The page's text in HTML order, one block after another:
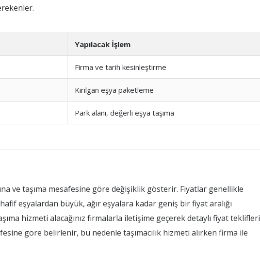
Yapılacak İşlem
Firma ve tarih kesinleştirme
Kırılgan eşya paketleme
Park alanı, değerli eşya taşıma
ve taşıma mesafesine göre değişiklik gösterir. Fiyatlar genellikle
eşyalardan büyük, ağır eşyalara kadar geniş bir fiyat aralığı
hizmeti alacağınız firmalarla iletişime geçerek detaylı fiyat teklifleri
göre belirlenir, bu nedenle taşımacılık hizmeti alırken firma ile